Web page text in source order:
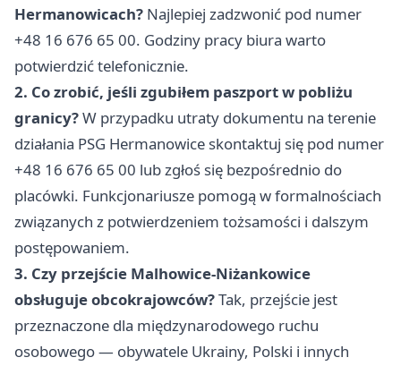
Hermanowicach? Najlepiej zadzwonić pod numer
+48 16 676 65 00. Godziny pracy biura warto
potwierdzić telefonicznie.
2. Co zrobić, jeśli zgubiłem paszport w pobliżu
granicy?W przypadku utraty dokumentu na terenie
działania PSG Hermanowice skontaktuj się pod numer
+48 16 676 65 00 lub zgłoś się bezpośrednio do
placówki. Funkcjonariusze pomogą w formalnościach
związanych z potwierdzeniem tożsamości i dalszym
postępowaniem.
3. Czy przejście Malhowice-Niżankowice
obsługuje obcokrajowców?Tak, przejście jest
przeznaczone dla międzynarodowego ruchu
osobowego — obywatele Ukrainy, Polski i innych